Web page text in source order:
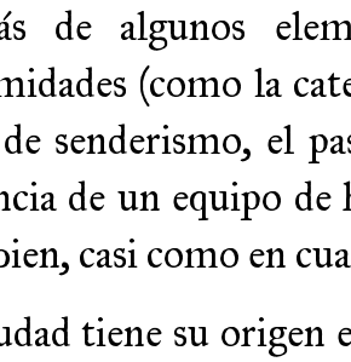
de algunos
(como la
senderismo, el
de un equipo
casi como en
tiene su origen